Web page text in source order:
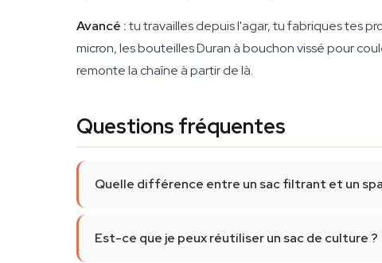
Avancé :tu travailles depuis l'agar, tu fabriques tes
micron, les bouteilles Duran à bouchon vissé pour
remonte la chaîne à partir de là.
Questions fréquentes
Quelle différence entre un sac filtrant et un
Est-ce que je peux réutiliser un sac de culture ?